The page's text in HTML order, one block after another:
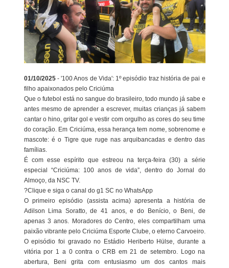
01/10/2025 - '100 Anos de Vida': 1º episódio traz história de pai e
filho apaixonados pelo Criciúma
Que o futebol está no sangue do brasileiro, todo mundo já sabe e
antes mesmo de aprender a escrever, muitas crianças já sabem
cantar o hino, gritar gol e vestir com orgulho as cores do seu time
do coração. Em Criciúma, essa herança tem nome, sobrenome e
mascote: é o Tigre que ruge nas arquibancadas e dentro das
famílias.
É com esse espírito que estreou na terça-feira (30) a série
especial “Criciúma: 100 anos de vida”, dentro do Jornal do
Almoço, da NSC TV.
?Clique e siga o canal do g1 SC no WhatsApp
O primeiro episódio (assista acima) apresenta a história de
Adilson Lima Soratto, de 41 anos, e do Benício, o Beni, de
apenas 3 anos. Moradores do Centro, eles compartilham uma
paixão vibrante pelo Criciúma Esporte Clube, o eterno Carvoeiro.
O episódio foi gravado no Estádio Heriberto Hülse, durante a
vitória por 1 a 0 contra o CRB em 21 de setembro. Logo na
abertura, Beni grita com entusiasmo um dos cantos mais